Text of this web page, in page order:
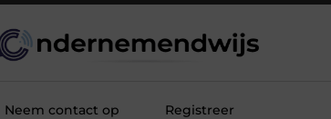
Neem contact op Registreer